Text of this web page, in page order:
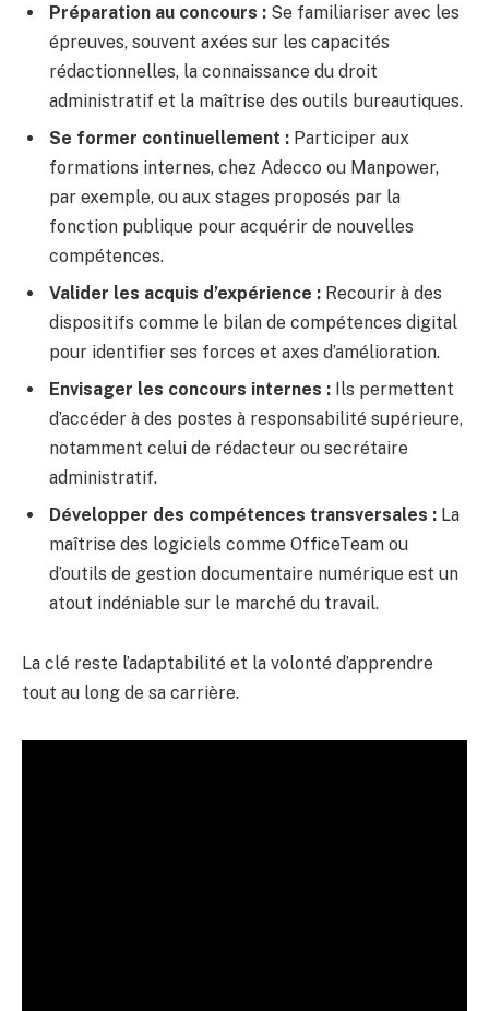
Préparation au concours : Se familiariser avec les
épreuves, souvent axées sur les capacités
rédactionnelles, la connaissance du droit
administratif et la maîtrise des outils bureautiques.
Se former continuellement : Participer aux
formations internes, chez Adecco ou Manpower,
par exemple, ou aux stages proposés par la
fonction publique pour acquérir de nouvelles
compétences.
Valider les acquis d’expérience : Recourir à des
dispositifs comme le bilan de compétences digital
pour identifier ses forces et axes d’amélioration.
Envisager les concours internes : Ils permettent
d’accéder à des postes à responsabilité supérieure,
notamment celui de rédacteur ou secrétaire
administratif.
Développer des compétences transversales : La
maîtrise des logiciels comme OfficeTeam ou
d’outils de gestion documentaire numérique est un
atout indéniable sur le marché du travail.
La clé reste l’adaptabilité et la volonté d’apprendre
tout au long de sa carrière.